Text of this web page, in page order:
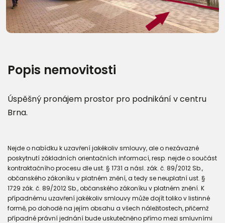
Popis nemovitosti
Úspěšný pronájem prostor pro podnikání v centru
Brna.
Nejde o nabídku k uzavření jakékoliv smlouvy, ale o nezávazné
poskytnutí základních orientačních informací, resp. nejde o součást
kontraktačního procesu dle ust. § 1731 a násl. zák. č. 89/2012 Sb.,
občanského zákoníku v platném znění, a tedy se neuplatní ust. §
1729 zák. č. 89/2012 Sb., občanského zákoníku v platném znění. K
případnému uzavření jakékoliv smlouvy může dojít toliko v listinné
formě, po dohodě na jejím obsahu a všech náležitostech, přičemž
případné právní jednání bude uskutečněno přímo mezi smluvními